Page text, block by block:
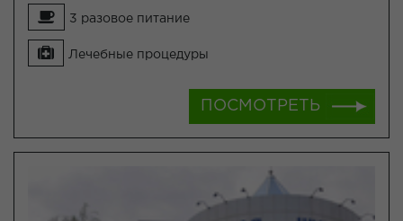
3 разовое питание
Лечебные процедуры
ПОСМОТРЕТЬ